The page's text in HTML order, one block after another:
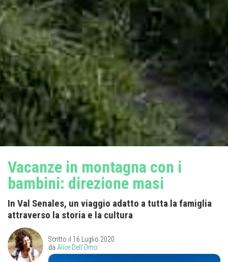
Vacanze in montagna con i
bambini: direzione masi
In Val Senales, un viaggio adatto a tutta la famiglia
attraverso la storia e la cultura
Scritto il 16 Luglio 2020
da Alice Dell'Omo